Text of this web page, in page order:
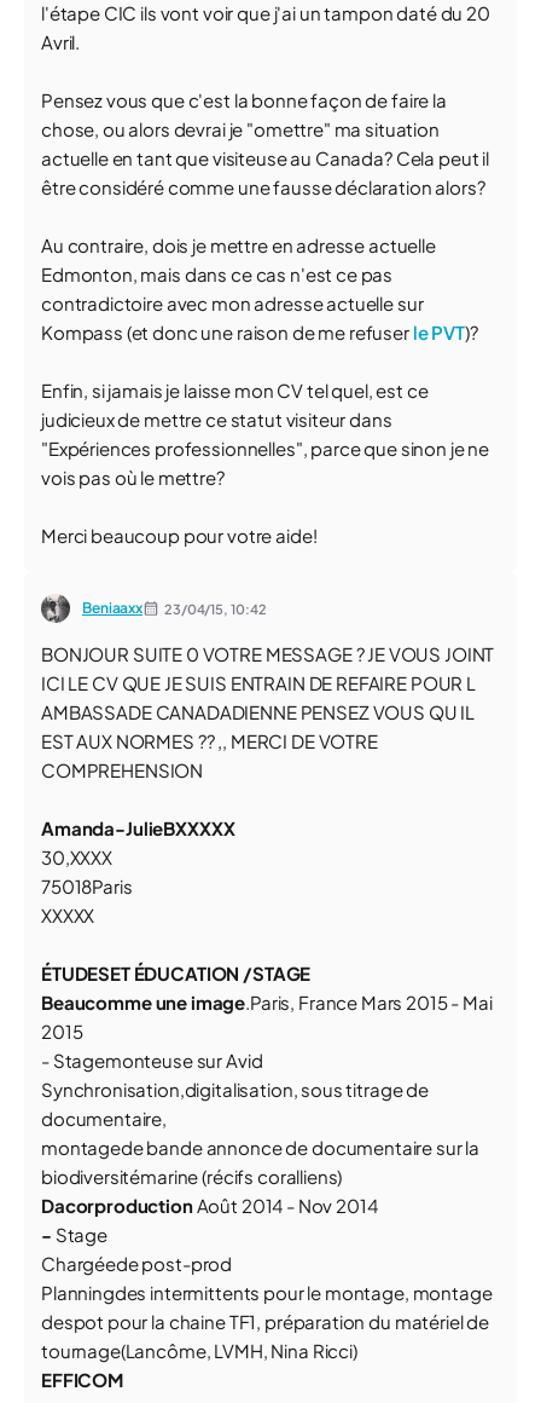
l'étape CIC ils vont voir que j'ai un tampon daté du 20
Avril.
Pensez vous que c'est la bonne façon de faire la
chose, ou alors devrai je "omettre" ma situation
actuelle en tant que visiteuse au Canada? Cela peut il
être considéré comme une fausse déclaration alors?
Au contraire, dois je mettre en adresse actuelle
Edmonton, mais dans ce cas n'est ce pas
contradictoire avec mon adresse actuelle sur
Kompass (et donc une raison de me refuser le PVT)?
Enfin, si jamais je laisse mon CV tel quel, est ce
judicieux de mettre ce statut visiteur dans
"Expériences professionnelles", parce que sinon je ne
vois pas où le mettre?
Merci beaucoup pour votre aide!
Beniaaxx 23/04/15, 10:42
BONJOUR SUITE 0 VOTRE MESSAGE ? JE VOUS JOINT
ICI LE CV QUE JE SUIS ENTRAIN DE REFAIRE POUR L
AMBASSADE CANADADIENNE PENSEZ VOUS QU IL
EST AUX NORMES ?? ,, MERCI DE VOTRE
COMPREHENSION
Amanda-JulieBXXXXX
30,XXXX
75018Paris
XXXXX
ÉTUDESET ÉDUCATION /STAGE
Beaucomme une image.Paris, France Mars 2015 - Mai
2015
- Stagemonteuse sur Avid
Synchronisation,digitalisation, sous titrage de
documentaire,
montagede bande annonce de documentaire sur la
biodiversitémarine (récifs coralliens)
DacorproductionAoût 2014 - Nov 2014
- Stage
Chargéede post-prod
Planningdes intermittents pour le montage, montage
despot pour la chaine TF1, préparation du matériel de
tournage(Lancôme, LVMH, Nina Ricci)
EFFICOM